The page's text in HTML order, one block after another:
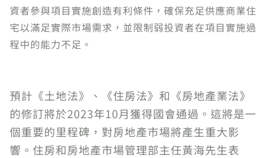
資者參與項目實施創造有利條件，確保充足供應商業住
宅以滿足實際市場需求，並限制弱投資者在項目實施過
程中的能力不足。
預計《土地法》、《住房法》和《房地產業法》
的修訂將於2023年10月獲得國會通過。這將是一
個重要的里程碑，對房地產市場將產生重大影
響。住房和房地產市場管理部主任黃海先生表